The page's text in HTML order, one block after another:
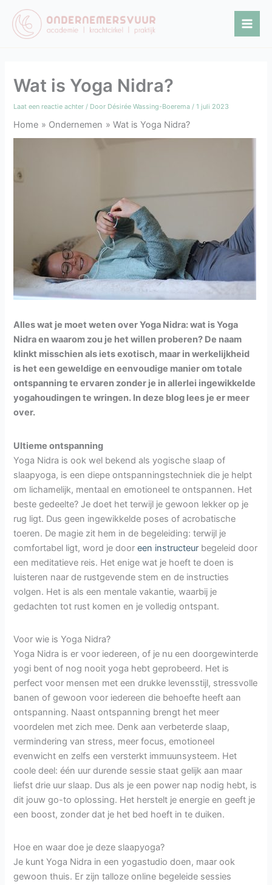
naar
Wat is Yoga Nidra?
Laat een reactie achter / Door Désirée Wassing-Boerema/1 juli 2023
Home Ondernemen Wat is Yoga Nidra?
Alles wat je moet weten over Yoga Nidra: wat is Yoga
Nidra en waarom zou je het willen proberen? De naam
klinkt misschien als iets exotisch, maar in werkelijkheid
is het een geweldige en eenvoudige manier om totale
ontspanning te ervaren zonder je in allerlei ingewikkelde
yogahoudingen te wringen. In deze blog lees je er meer
over.
Ultieme ontspanning
Yoga Nidra is ook wel bekend als yogische slaap of
slaapyoga, is een diepe ontspanningstechniek die je helpt
om lichamelijk, mentaal en emotioneel te ontspannen. Het
beste gedeelte? Je doet het terwijl je gewoon lekker op je
rug ligt. Dus geen ingewikkelde poses of acrobatische
toeren. De magie zit hem in de begeleiding: terwijl je
comfortabel ligt, word je dooreen instructeur begeleid door
een meditatieve reis. Het enige wat je hoeft te doen is
luisteren naar de rustgevende stem en de instructies
volgen. Het is als een mentale vakantie, waarbij je
gedachten tot rust komen en je volledig ontspant.
Voor wie is Yoga Nidra?
Yoga Nidra is er voor iedereen, of je nu een doorgewinterde
yogi bent of nog nooit yoga hebt geprobeerd. Het is
perfect voor mensen met een drukke levensstijl, stressvolle
banen of gewoon voor iedereen die behoefte heeft aan
ontspanning. Naast ontspanning brengt het meer
voordelen met zich mee. Denk aan verbeterde slaap,
vermindering van stress, meer focus, emotioneel
evenwicht en zelfs een versterkt immuunsysteem. Het
coole deel: één uur durende sessie staat gelijk aan maar
liefst drie uur slaap. Dus als je een power nap nodig hebt, is
dit jouw go-to oplossing. Het herstelt je energie en geeft je
een boost, zonder dat je het bed hoeft in te duiken.
Hoe en waar doe je deze slaapyoga?
Je kunt Yoga Nidra in een yogastudio doen, maar ook
gewoon thuis. Er zijn talloze online begeleide sessies